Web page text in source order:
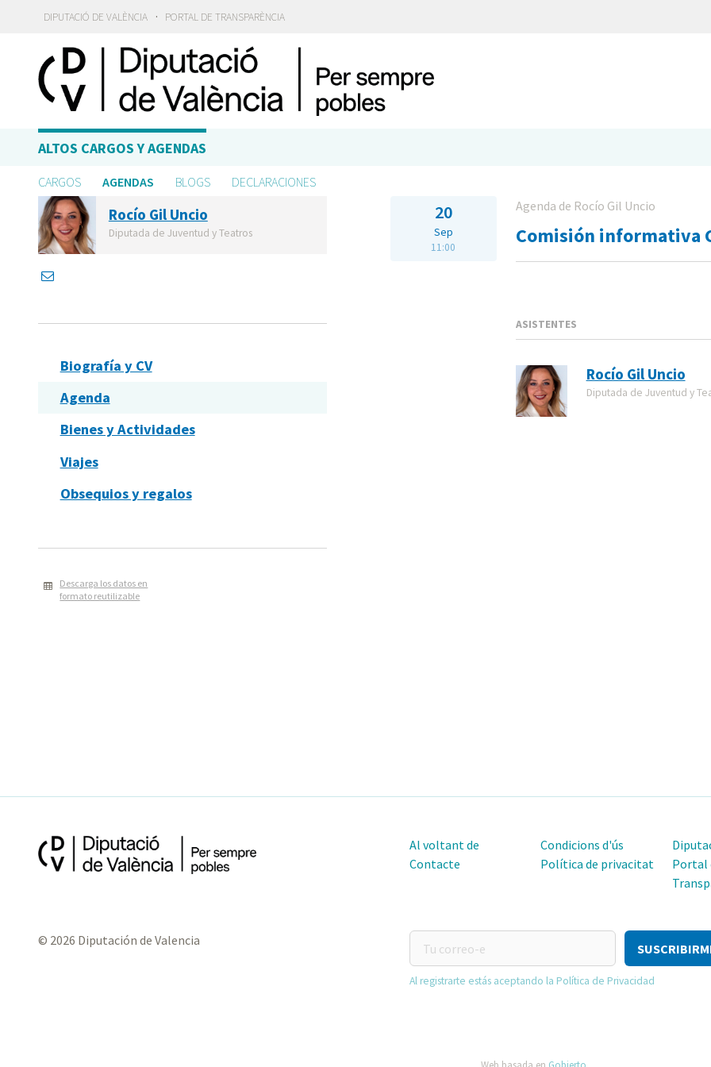
DIPUTACIÓ DE VALÈNCIA · PORTAL DE TRANSPARÈNCIA
ALTOS CARGOS Y AGENDAS
CARGOS AGENDAS BLOGS DECLARACIONES
Rocío Gil Uncio
Diputada de Juventud y Teatros
Biografía y CV
Agenda
Bienes y Actividades
Viajes
Obsequios y regalos
Descarga los datos en
formato reutilizable
20
Sep
11:00
Agenda de Rocío Gil Uncio
Comisión informativa
ASISTENTES
Rocío Gil Uncio
Diputada de Juventud y
Al voltant de
Contacte
Condicions d'ús
Política de privacitat
Portal
© 2026 Diputación de Valencia
correo-
e
Al registrarte estás aceptando la Política de Privacidad